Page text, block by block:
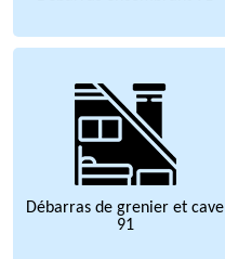
Débarras de grenier et cave
91